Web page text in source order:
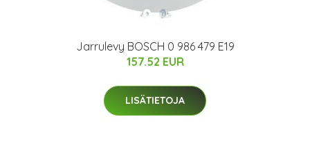
Jarrulevy BOSCH 0 986 479 E19
157.52 EUR
LISÄTIETOJA